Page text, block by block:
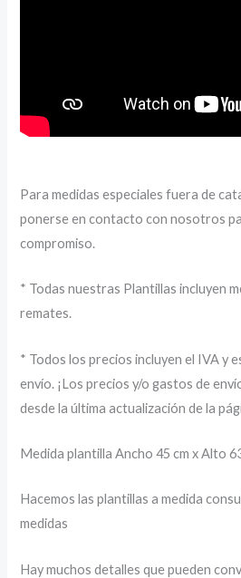
Para medidas especiales fuera de
ponerse en contacto con nosotros
compromiso.
* Todas nuestras Plantillas incluyen
remates.
* Todos los precios incluyen el IVA y
envío. ¡Los precios y/o gastos de
desde la última actualización de la
Medida plantilla Ancho 45 cm x Alto
Hacemos las plantillas a medida
medidas
Hay muchos detalles que pueden